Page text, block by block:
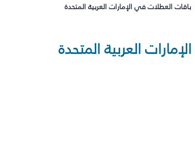
باقات العطلات في الإمارات العربية المتحدة
الإمارات العربية المتحدة